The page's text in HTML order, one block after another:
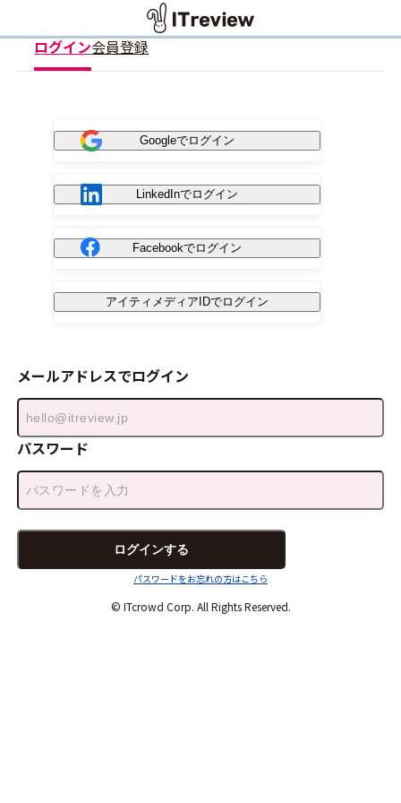
ログイン会員登録
Googleでログイン
LinkedInでログイン
Facebookでログイン
アイティメディアIDでログイン
メールアドレスでログイン
パスワード
パスワードをお忘れの方はこちら
© ITcrowd Corp. All Rights Reserved.